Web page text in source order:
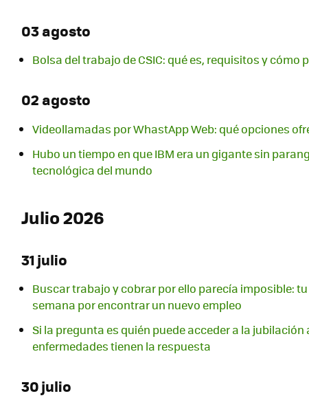
03 agosto
Bolsa del trabajo de CSIC: qué es, requisitos y
02 agosto
Videollamadas por WhastApp Web: qué opciones
Hubo un tiempo en que IBM era un gigante sin
tecnológica del mundo
Julio 2026
31 julio
Buscar trabajo y cobrar por ello parecía imposible:
semana por encontrar un nuevo empleo
Si la pregunta es quién puede acceder a la jubilación
enfermedades tienen la respuesta
30 julio